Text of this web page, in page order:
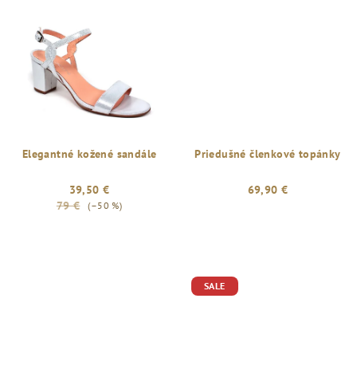
Elegantné kožené sandále
39,50 €
79 €
(–50 %)
Priedušné členkové topánky
69,90 €
SALE